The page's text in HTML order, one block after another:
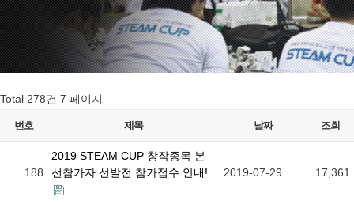
Total 278건 7 페이지
번호 제목 날짜 조회
188
2019 STEAM CUP 창작종목 본
선참가자 선발전 참가접수 안내!
2019-07-29 17,361